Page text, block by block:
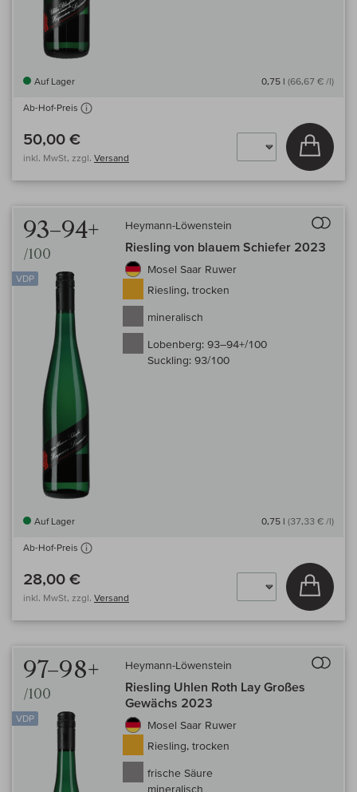
Auf Lager 0,75 l (66,67 € /l)
Ab-Hof-Preis
50,00 €
inkl. MwSt, zzgl. Versand
In
93–94+
/100
VDP
Heymann-Löwenstein
Riesling von blauem Schiefer 2023
Mosel Saar Ruwer
Riesling, trocken
mineralisch
Lobenberg: 93–94+/100
Suckling: 93/100
Auf Lager 0,75 l (37,33 € /l)
Ab-Hof-Preis
28,00 €
inkl. MwSt, zzgl. Versand
In
97–98+
/100
VDP
Heymann-Löwenstein
Riesling Uhlen Roth Lay Großes
Gewächs 2023
Mosel Saar Ruwer
Riesling, trocken
frische Säure
mineralisch